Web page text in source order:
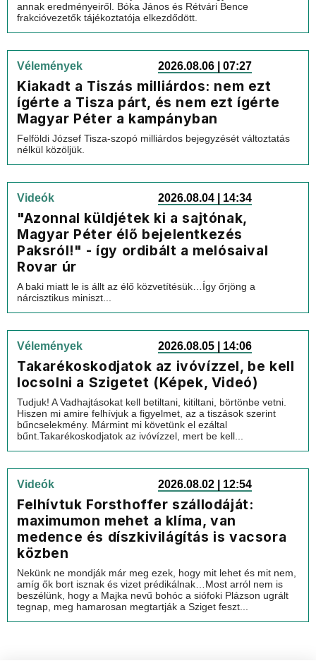
annak eredményeiről. Bóka János és Rétvári Bence
frakcióvezetők tájékoztatója elkezdődött.
Vélemények 2026.08.06 | 07:27
Kiakadt a Tiszás milliárdos: nem ezt
ígérte a Tisza párt, és nem ezt ígérte
Magyar Péter a kampányban
Felföldi József Tisza-szopó milliárdos bejegyzését változtatás
nélkül közöljük.
Videók 2026.08.04 | 14:34
"Azonnal küldjétek ki a sajtónak,
Magyar Péter élő bejelentkezés
Paksról!" - így ordibált a melósaival
Rovar úr
A baki miatt le is állt az élő közvetítésük…Így őrjöng a
nárcisztikus miniszt...
Vélemények 2026.08.05 | 14:06
Takarékoskodjatok az ivóvízzel, be kell
locsolni a Szigetet (Képek, Videó)
Tudjuk! A Vadhajtásokat kell betiltani, kitiltani, börtönbe vetni.
Hiszen mi amire felhívjuk a figyelmet, az a tiszások szerint
bűncselekmény. Mármint mi követünk el ezáltal
bűnt.Takarékoskodjatok az ivóvízzel, mert be kell...
Videók 2026.08.02 | 12:54
Felhívtuk Forsthoffer szállodáját:
maximumon mehet a klíma, van
medence és díszkivilágítás is vacsora
közben
Nekünk ne mondják már meg ezek, hogy mit lehet és mit nem,
amíg ők bort isznak és vizet prédikálnak…Most arról nem is
beszélünk, hogy a Majka nevű bohóc a siófoki Plázson ugrált
tegnap, meg hamarosan megtartják a Sziget feszt...